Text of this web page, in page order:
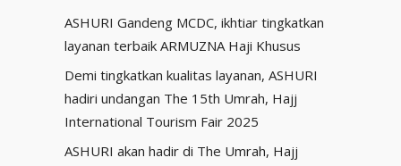
ASHURI Gandeng MCDC, ikhtiar tingkatkan
layanan terbaik ARMUZNA Haji Khusus
Demi tingkatkan kualitas layanan, ASHURI
hadiri undangan The 15th Umrah, Hajj
International Tourism Fair 2025
ASHURI akan hadir di The Umrah, Hajj